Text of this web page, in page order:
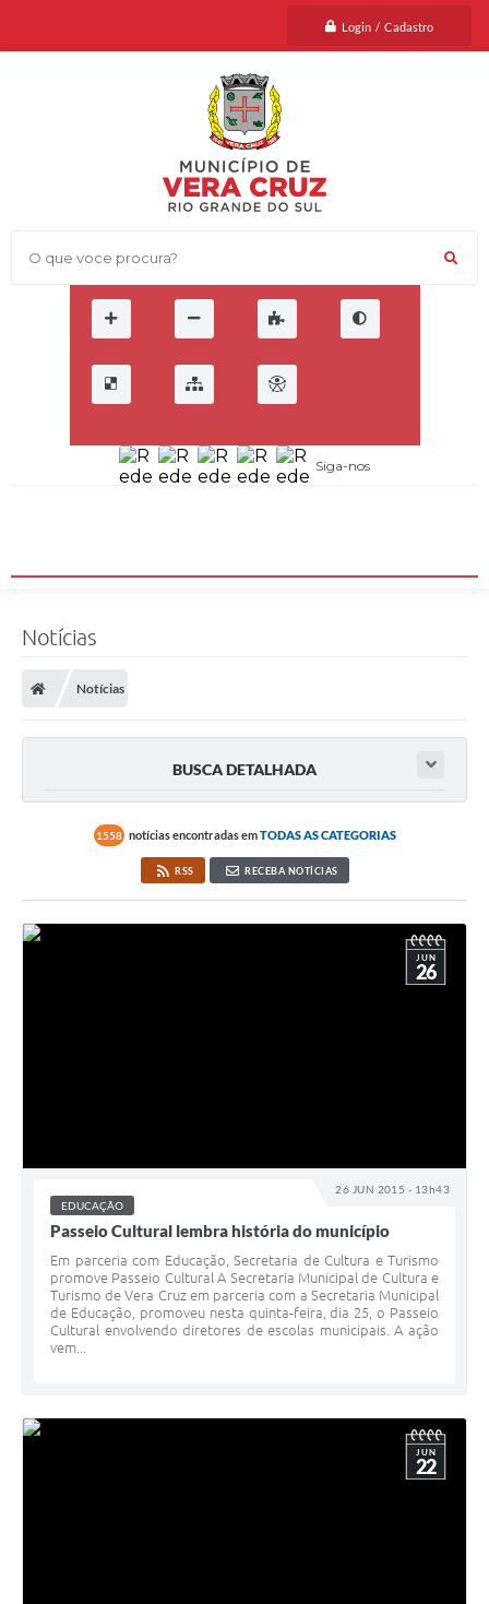
Login / Cadastro
O que voce procura?
Siga-nos
Notícias
Notícias
BUSCA DETALHADA
1558 notícias encontradas emTODAS AS CATEGORIAS
RSS RECEBA NOTÍCIAS
26 JUN 2015 - 13h43
JUN
26
EDUCAÇÃO
Passeio Cultural lembra história do município
Em parceria com Educação, Secretaria de Cultura e Turismo
promove Passeio Cultural A Secretaria Municipal de Cultura e
Turismo de Vera Cruz em parceria com a Secretaria Municipal
de Educação, promoveu nesta quinta-feira, dia 25, o Passeio
Cultural envolvendo diretores de escolas municipais. A ação
vem...
JUN
22